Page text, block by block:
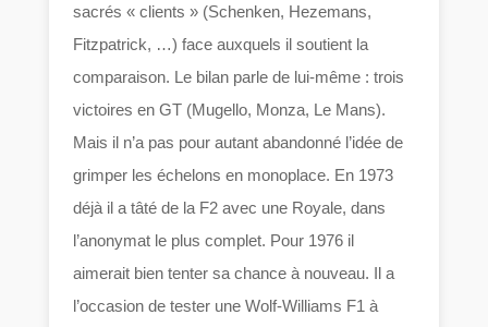
sacrés « clients » (Schenken, Hezemans,
Fitzpatrick, …) face auxquels il soutient la
comparaison. Le bilan parle de lui-même : trois
victoires en GT (Mugello, Monza, Le Mans).
Mais il n’a pas pour autant abandonné l’idée de
grimper les échelons en monoplace. En 1973
déjà il a tâté de la F2 avec une Royale, dans
l’anonymat le plus complet. Pour 1976 il
aimerait bien tenter sa chance à nouveau. Il a
l’occasion de tester une Wolf-Williams F1 à